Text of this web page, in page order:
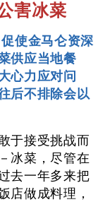
害冰菜
使金马仑资深
供应当地餐
心力应对问
后不排除会以
于接受挑战而
冰菜，尽管在
去一年多来把
店做成料理，